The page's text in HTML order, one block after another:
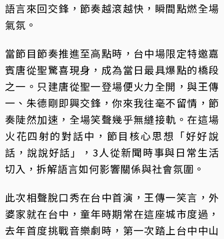
語言來回交鋒，節奏越滾越快，瞬間點燃全場
氣氛。
當節目節奏推進至高點時，台中場限定特邀嘉
賓唐從聖驚喜現身，成為當日最具爆點的橋段
之一。只建唐從聖一登場便火力全開，與王傳
一、朱德剛即興交鋒，你來我往毫不留情，節
奏陡然加速，全場笑聲幾乎無縫接軌。在這場
火花四射的對話中，節目核心思想「好好說
話，說說好話」，3人從新聞時事與日常生活
切入，拆解語言如何影響關係與社會氛圍。
此次相聲脫口秀在台中首演，王傳一笑言，外
婆家就在台中，童年時期常在這座城市度過，
去年首度挑戰音樂劇時，第一次踏上台中中山